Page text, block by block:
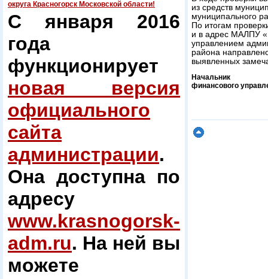
округа Красногорск Московской области!
С января 2016
года
функционирует
новая версия
официального
сайта
администрации.
Она доступна по
адресу
www.krasnogorsk-
adm.ru. На ней вы
можете
из средств
муниципального
По итогам
и в адрес МАЛПУ
управлением
района
выявленных
Начальник
финансового